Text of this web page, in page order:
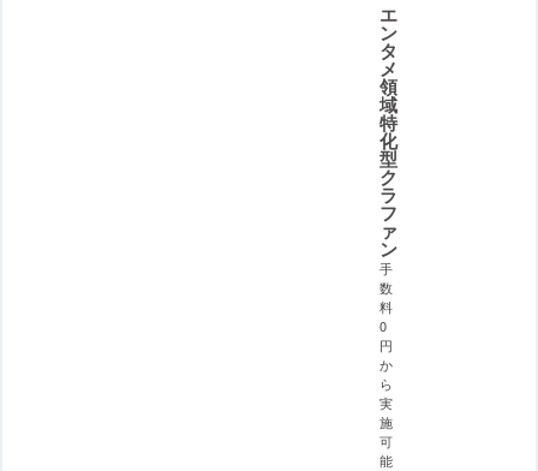
エ
ン
タ
メ
領
域
特
化
型
ク
ラ
フ
ァ
ン
手
数
料
0
円
か
ら
実
施
可
能